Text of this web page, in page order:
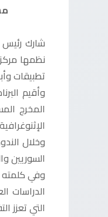
شارك رئيس
نظمها
تطبيقات
وأقيم
المخرج
وخلال
السوريين
وفي كلمته
الدراسات
التي تعزز